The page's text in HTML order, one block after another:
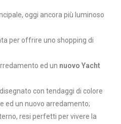
oggi ancora più luminoso
per offrire uno shopping di
ed un nuovo Yacht
con tendaggi di colore
ed un nuovo arredamento;
resi perfetti per vivere la